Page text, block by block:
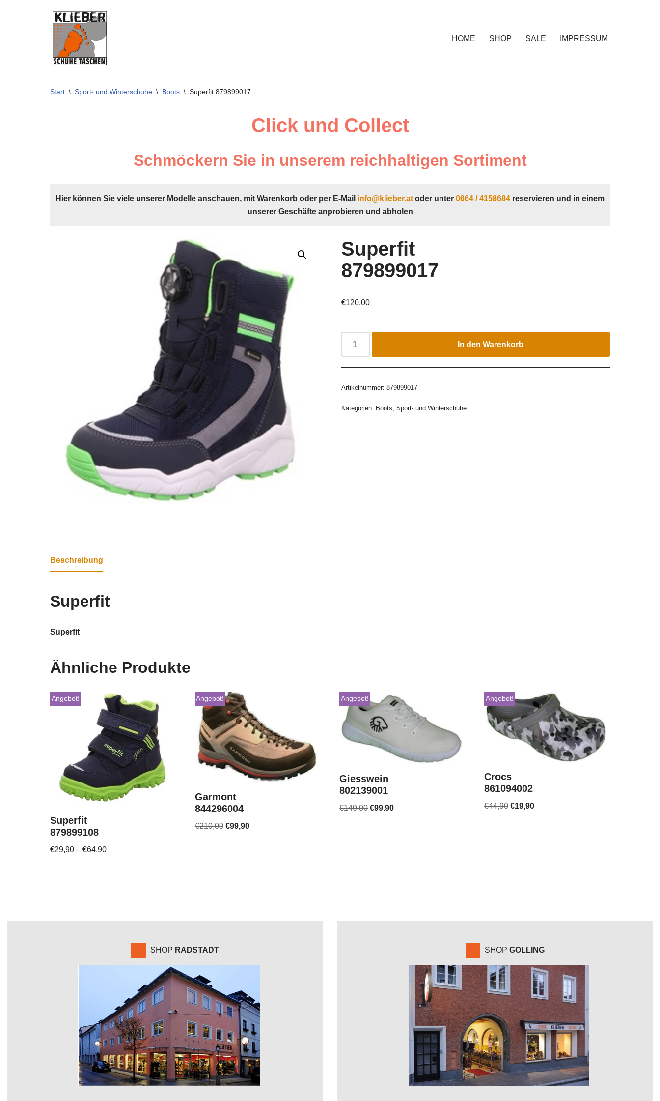
HOME SHOP SALE IMPRESSUM
Start \ Sport- und Winterschuhe \ Boots \ Superfit 879899017
Click und Collect
Schmöckern Sie in unserem reichhaltigen Sortiment
Hier können Sie viele unserer Modelle anschauen, mit Warenkorb oder per E-Mail info@klieber.at oder unter 0664 / 4158684 reservieren und in einem
unserer Geschäfte anprobieren und abholen
Superfit
879899017
€120,00
In den Warenkorb
Artikelnummer: 879899017
Kategorien: Boots, Sport- und Winterschuhe
Beschreibung
Superfit
Superfit
Ähnliche Produkte
Angebot!
Superfit
879899108
€29,90 – €64,90
Angebot!
Garmont
844296004
€210,00 €99,90
Angebot!
Giesswein
802139001
€149,00 €99,90
Angebot!
Crocs
861094002
€44,90 €19,90
SHOP RADSTADT SHOP GOLLING